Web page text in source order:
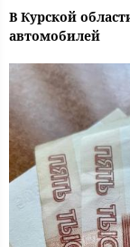
В Курской
автомобилей